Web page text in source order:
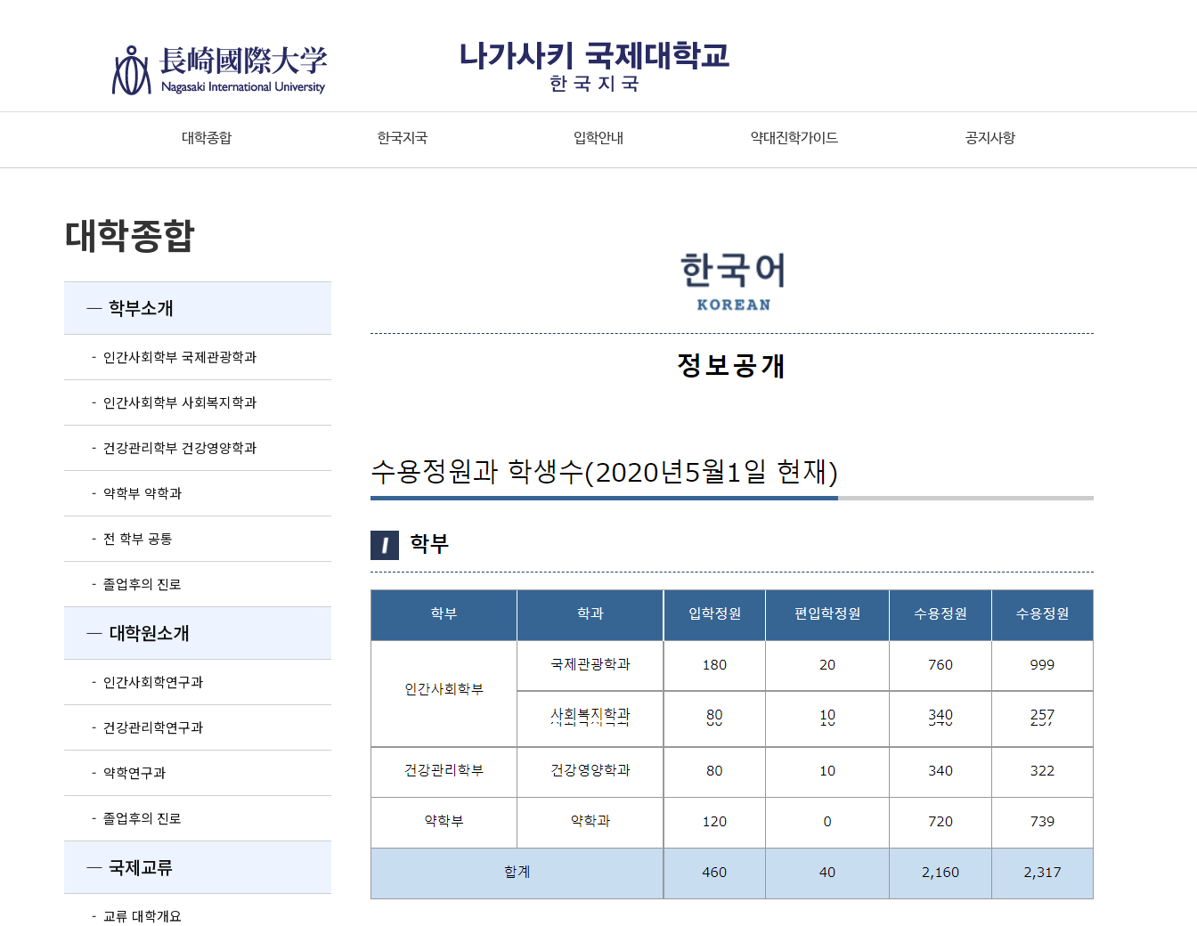
대학종합 한국지국 입학안내 약대진학가이드 공지사항
대학종합
― 학부소개
- 인간사회학부 국제관광학과
- 인간사회학부 사회복지학과
- 건강관리학부 건강영양학과
- 약학부 약학과
- 전 학부 공통
- 졸업후의 진로
― 대학원소개
- 인간사회학연구과
- 건강관리학연구과
- 약학연구과
- 졸업후의 진로
― 국제교류
- 교류 대학개요